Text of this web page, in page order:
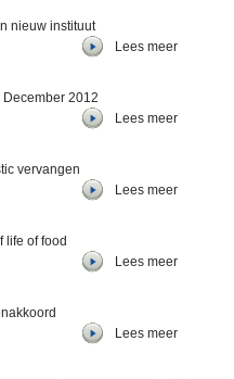
nieuw instituut
Lees meer
2012
Lees meer
vervangen
Lees meer
life of food
Lees meer
Lees meer